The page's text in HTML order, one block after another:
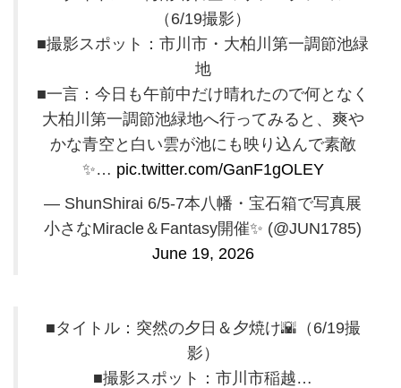
（6/19撮影）
■撮影スポット：市川市・大柏川第一調節池緑
地
■一言：今日も午前中だけ晴れたので何となく
大柏川第一調節池緑地へ行ってみると、爽や
かな青空と白い雲が池にも映り込んで素敵
✨️… pic.twitter.com/GanF1gOLEY
— ShunShirai 6/5-7本八幡・宝石箱で写真展
小さなMiracle＆Fantasy開催✨️ (@JUN1785)
June 19, 2026
■タイトル：突然の夕日＆夕焼け🌇（6/19撮
影）
■撮影スポット：市川市稲越…